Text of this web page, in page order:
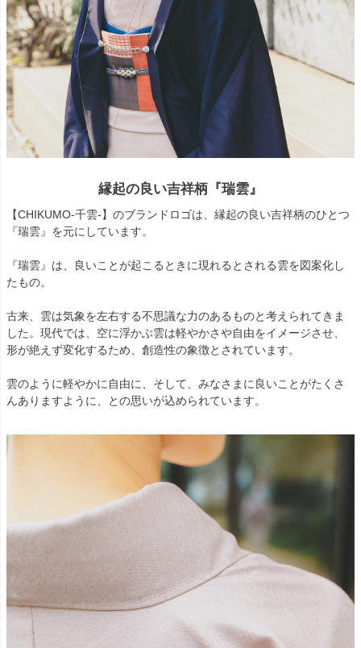
縁起の良い吉祥柄『瑞雲』
【CHIKUMO-千雲-】のブランドロゴは、縁起の良い吉祥柄のひとつ
『瑞雲』を元にしています。
『瑞雲』は、良いことが起こるときに現れるとされる雲を図案化し
たもの。
古来、雲は気象を左右する不思議な力のあるものと考えられてきま
した。現代では、空に浮かぶ雲は軽やかさや自由をイメージさせ、
形が絶えず変化するため、創造性の象徴とされています。
雲のように軽やかに自由に、そして、みなさまに良いことがたくさ
んありますように、との思いが込められています。